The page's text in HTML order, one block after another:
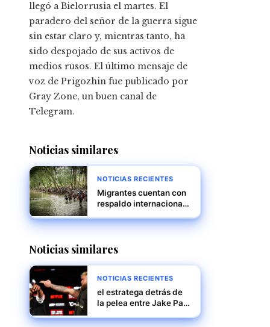
llegó a Bielorrusia el martes. El
paradero del señor de la guerra sigue
sin estar claro y, mientras tanto, ha
sido despojado de sus activos de
medios rusos. El último mensaje de
voz de Prigozhin fue publicado por
Gray Zone, un buen canal de
Telegram.
Noticias similares
NOTICIAS RECIENTES
Migrantes cuentan con
respaldo internacional,
Noticias similares
NOTICIAS RECIENTES
el estratega detrás de
la pelea entre Jake Paul